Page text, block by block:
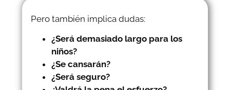
Pero también implica dudas:
¿Será demasiado largo para los
niños?
¿Se cansarán?
¿Será seguro?